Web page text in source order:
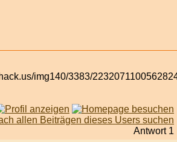
Antwort 1